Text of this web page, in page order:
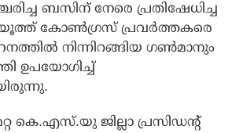
ബസിന് നേരെ പ്രതിഷേധിച്ച
കോണ്‍ഗ്രസ് പ്രവര്‍ത്തകരെ
നിന്നിറങ്ങിയ ഗണ്‍മാനും
ഉപയോഗിച്ച്
കെ.എസ്.യു ജില്ലാ പ്രസിഡന്റ്